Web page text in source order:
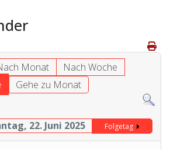
Monat
Nach Woche
Gehe zu Monat
22. Juni 2025 Folgetag